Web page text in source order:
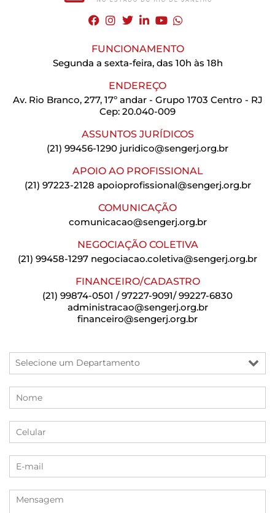
FUNCIONAMENTO
Segunda a sexta-feira, das 10h às 18h
ENDEREÇO
Av. Rio Branco, 277, 17º andar - Grupo 1703 Centro - RJ
Cep: 20.040-009
ASSUNTOS JURÍDICOS
(21) 99456-1290 juridico@sengerj.org.br
APOIO AO PROFISSIONAL
(21) 97223-2128 apoioprofissional@sengerj.org.br
COMUNICAÇÃO
comunicacao@sengerj.org.br
NEGOCIAÇÃO COLETIVA
(21) 99458-1297 negociacao.coletiva@sengerj.org.br
FINANCEIRO/CADASTRO
(21) 99874-0501 / 97227-9091/ 99227-6830
administracao@sengerj.org.br
financeiro@sengerj.org.br